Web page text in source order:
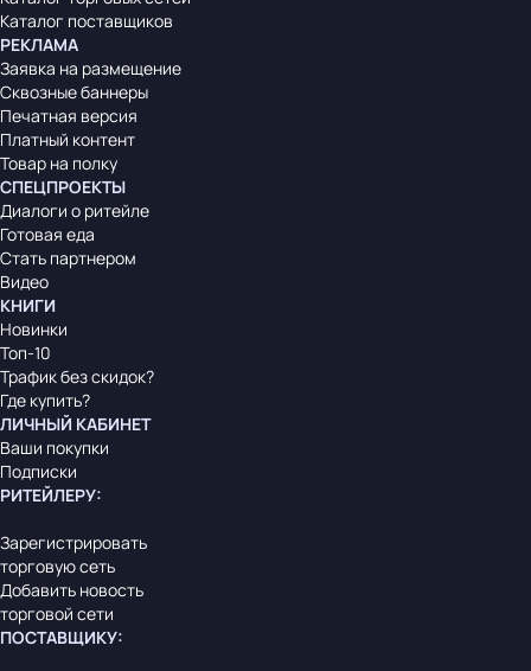
Каталог поставщиков
РЕКЛАМА
Заявка на размещение
Сквозные баннеры
Печатная версия
Платный контент
Товар на полку
СПЕЦПРОЕКТЫ
Диалоги о ритейле
Готовая еда
Стать партнером
Видео
КНИГИ
Новинки
Топ-10
Трафик без скидок?
Где купить?
ЛИЧНЫЙ КАБИНЕТ
Ваши покупки
Подписки
РИТЕЙЛЕРУ:
Зарегистрировать
торговую сеть
Добавить новость
торговой сети
ПОСТАВЩИКУ: